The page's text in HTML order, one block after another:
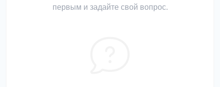
первым и задайте свой вопрос.